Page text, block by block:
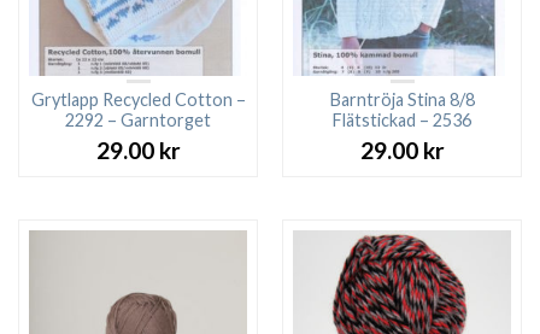
Grytlapp Recycled Cotton –
2292 – Garntorget
29.00 kr
Barntröja Stina 8/8
Flätstickad – 2536
29.00 kr